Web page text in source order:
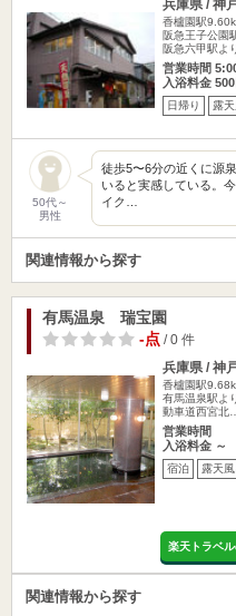
兵庫県 / 神
香櫨園駅
阪急王子公園
阪急六甲駅よ
営業時間
入浴料金
日帰り 露
50代～
男性
徒歩5〜6分の近くに源
いると実感している。
イク…
関連情報から探す
有馬温泉 瑞宝園
-点/ 0 件
兵庫県 / 神
香櫨園駅
有馬温泉駅よ
動車道西宮北…
営業時間
入浴料金 ～
宿泊 露天風
楽天トラベ
関連情報から探す